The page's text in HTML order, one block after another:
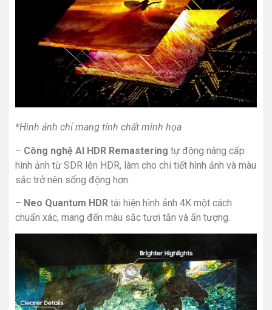
*Hình ảnh chỉ mang tính chất minh họa
– Công nghệ AI HDR Remastering tự động nâng cấp
hình ảnh từ SDR lên HDR, làm cho chi tiết hình ảnh và màu
sắc trở nên sống động hơn.
– Neo Quantum HDR tái hiện hình ảnh 4K một cách
chuẩn xác, mang đến màu sắc tươi tắn và ấn tượng.